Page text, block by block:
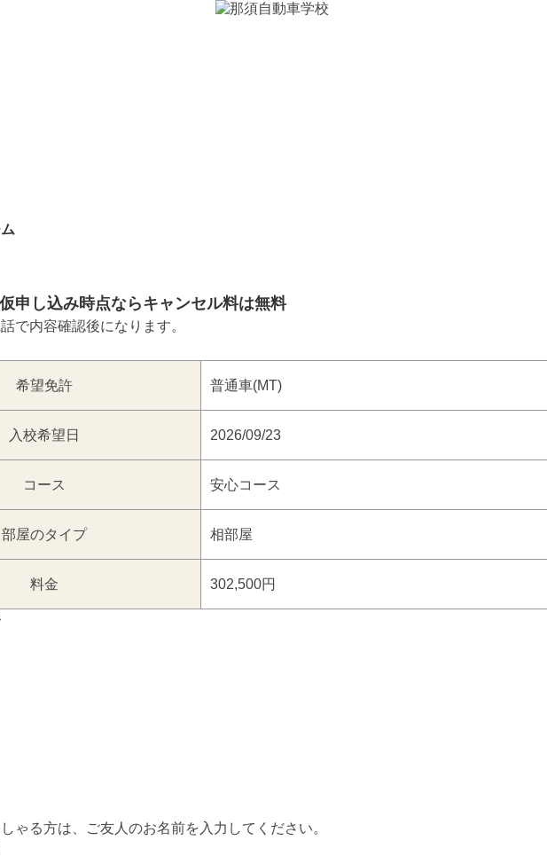
申し込み時点ならキャンセル料は無料
で内容確認後になります。
希望免許 普通車(MT)
入校希望日 2026/09/23
コース 安心コース
部屋のタイプ 相部屋
料金 302,500円
ゃる方は、ご友人のお名前を入力してください。